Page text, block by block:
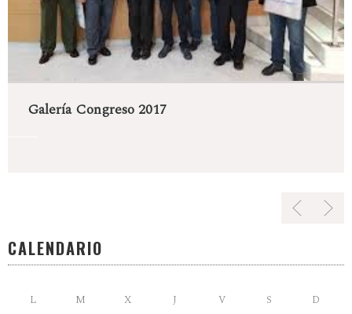
Galería Congreso 2017
CALENDARIO
L M X J V S D